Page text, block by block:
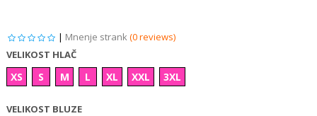
| Mnenje strank(0 reviews)
VELIKOST HLAČ
XS S M L XL XXL 3XL
VELIKOST BLUZE